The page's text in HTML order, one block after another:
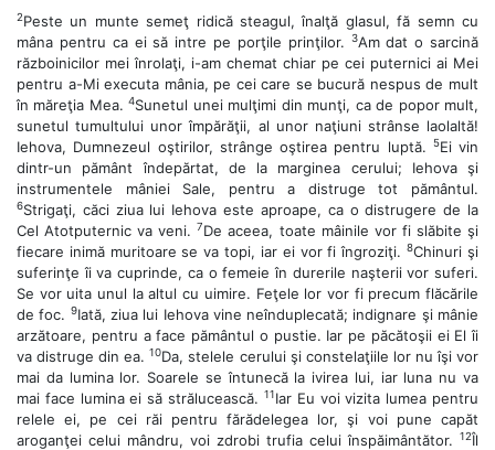
2Peste un munte semeţ ridică steagul, înalţă glasul, fă semn cu
mâna pentru ca ei să intre pe porţile prinţilor.
3Am dat o sarcină
războinicilor mei înrolaţi, i-am chemat chiar pe cei puternici ai Mei
pentru a-Mi executa mânia, pe cei care se bucură nespus de mult
în măreţia Mea.4Sunetul unei mulţimi din munţi, ca de popor mult,
sunetul tumultului unor împărăţii, al unor naţiuni strânse laolaltă!
Iehova, Dumnezeul oştirilor, strânge oştirea pentru luptă.
5Ei vin
dintr-un pământ îndepărtat, de la marginea cerului; Iehova şi
instrumentele mâniei Sale, pentru a distruge tot pământul.
6Strigaţi, căci ziua lui Iehova este aproape, ca o distrugere de la
Cel Atotputernic va veni. 7De aceea, toate mâinile vor fi slăbite şi
fiecare inimă muritoare se va topi, iar ei vor fi îngroziţi.8Chinuri şi
suferinţe îi va cuprinde, ca o femeie în durerile naşterii vor suferi.
Se vor uita unul la altul cu uimire. Feţele lor vor fi precum flăcările
de foc. 9Iată, ziua lui Iehova vine neînduplecată; indignare şi mânie
arzătoare, pentru a face pământul o pustie. Iar pe păcătoşii ei El îi
va distruge din ea.10Da, stelele cerului şi constelaţiile lor nu îşi vor
mai da lumina lor. Soarele se întunecă la ivirea lui, iar luna nu va
mai face lumina ei să strălucească. 11Iar Eu voi vizita lumea pentru
relele ei, pe cei răi pentru fărădelegea lor, şi voi pune capăt
aroganţei celui mândru, voi zdrobi trufia celui înspăimântător.
12Îl